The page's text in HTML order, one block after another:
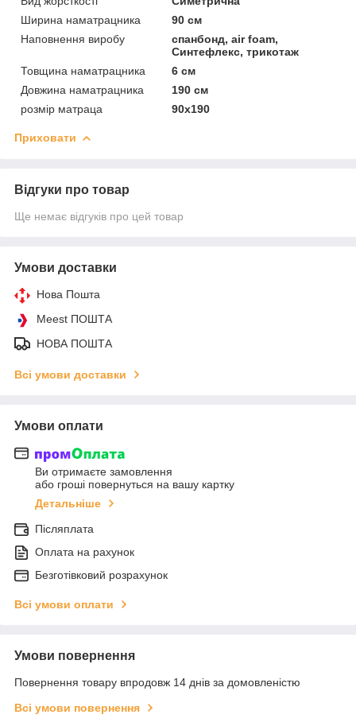
Ширина наматрацника
90 см
Наповнення виробу
спанбонд, air foam,
Синтефлекс, трикотаж
Товщина наматрацника
6 см
Довжина наматрацника
190 см
розмір матраца
90х190
Приховати
Відгуки про товар
Ще немає відгуків про цей товар
Умови доставки
Нова Пошта
Meest ПОШТА
НОВА ПОШТА
Всі умови доставки
Умови оплати
Ви отримаєте замовлення
або гроші повернуться на вашу картку
Детальніше
Післяплата
Оплата на рахунок
Безготівковий розрахунок
Всі умови оплати
Умови повернення
Повернення товару впродовж 14 днів за домовленістю
Всі умови повернення